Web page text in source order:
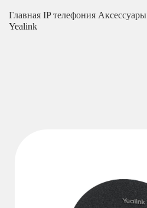
Главная IP телефония Аксессуары
Yealink